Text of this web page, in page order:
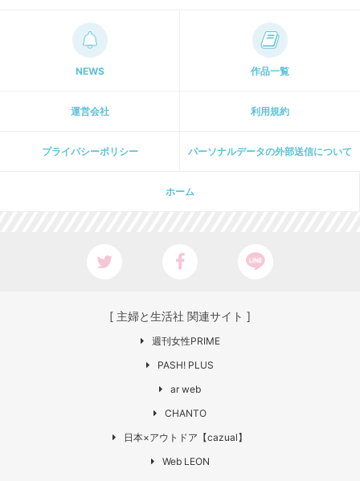
NEWS 作品一覧
運営会社 利用規約
プライパシーポリシー パーソナルデータの外部送信について
ホーム
[ 主婦と生活社 関連サイト ]
週刊女性PRIME
PASH! PLUS
ar web
CHANTO
日本×アウトドア【cazual】
Web LEON